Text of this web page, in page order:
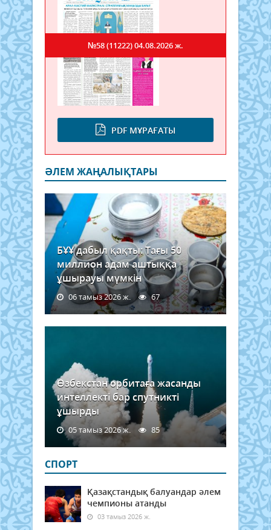
PDF МҰРАҒАТЫ
№58 (11222)04.08.2026 ж.
ӘЛЕМ ЖАҢАЛЫҚТАРЫ
БҰҰ дабыл қақты: Тағы 50
миллион адам аштыққа
ұшырауы мүмкін
06 тамыз 2026 ж. 67
Өзбекстан орбитаға жасанды
интеллекті бар спутникті
ұшырды
05 тамыз 2026 ж. 85
СПОРТ
Қазақстандық балуандар әлем
чемпионы атанды
03 тамыз 2026 ж.